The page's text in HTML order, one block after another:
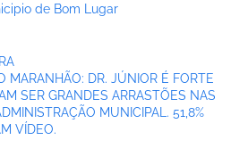
de Bom Lugar
MARANHÃO: DR. JÚNIOR É FORTE
SER GRANDES ARRASTÕES NAS
MUNICIPAL. 51,8%
VÍDEO.